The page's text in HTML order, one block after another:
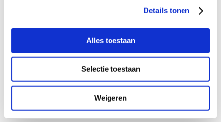
Details tonen
Alles toestaan
Selectie toestaan
Weigeren
Aanmelden als steungezin
Hoe werkt Buurtgezinnen?
Bekijk andere zoekprofielen